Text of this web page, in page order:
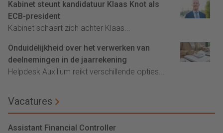
Kabinet steunt kandidatuur Klaas Knot als
ECB-president
Kabinet schaart zich achter Klaas...
Onduidelijkheid over het verwerken van
deelnemingen in de jaarrekening
Helpdesk Auxilium reikt verschillende opties...
Vacatures
Assistant Financial Controller